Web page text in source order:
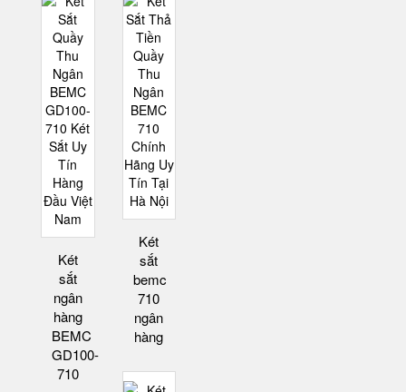
Két
sắt
ngân
hàng
BEMC
GD100-
710
Két
sắt
bemc
710
ngân
hàng